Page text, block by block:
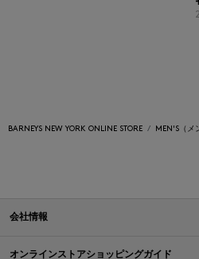
2
BARNEYS NEW YORK ONLINE STORE MEN'S（メ
会社情報
オンラインストアショッピングガイド